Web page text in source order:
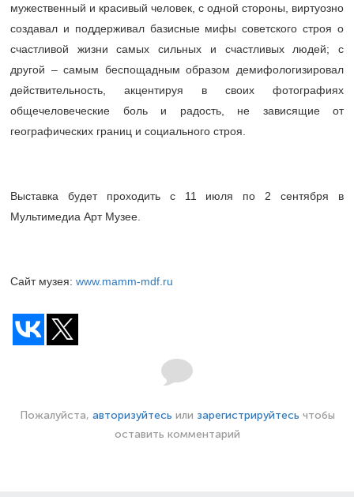
мужественный и красивый человек, с одной стороны, виртуозно
создавал и поддерживал базисные мифы советского строя о
счастливой жизни самых сильных и счастливых людей; с
другой – самым беспощадным образом демифологизировал
действительность, акцентируя в своих фотографиях
общечеловеческие боль и радость, не зависящие от
географических границ и социального строя.
Выставка будет проходить с 11 июля по 2 сентября в
Мультимедиа Арт Музее.
Сайт музея: www.mamm-mdf.ru
Пожалуйста, авторизуйтесь или зарегистрируйтесь чтобы
оставить комментарий